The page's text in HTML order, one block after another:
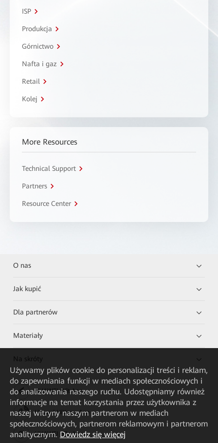
ISP
Produkcja
Górnictwo
Nafta i gaz
Retail
Kolej
More Resources
Technical Support
Partners
Resource Center
O nas
Jak kupić
Dla partnerów
Materiały
Na skróty
HUAWEI eKit App
Huawei HiKnow App
HUAWEI eFly App
Używamy plików cookie do personalizacji treści i reklam,
do zapewniania funkcji w mediach społecznościowych i
do analizowania naszego ruchu. Udostępniamy również
informacje na temat korzystania przez użytkownika z
naszej witryny naszym partnerom w mediach
społecznościowych, partnerom reklamowym i partnerom
analitycznym. Dowiedz się więcej